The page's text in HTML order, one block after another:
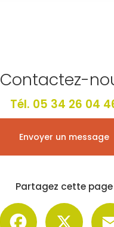
Contactez-
Tél. 05 34 26 04
Envoyer un message
Partagez cette page
Facebook